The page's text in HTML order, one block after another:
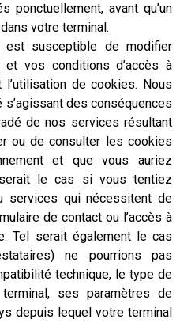
ponctuellement, avant qu’un
votre terminal.
est susceptible de modifier
vos conditions d’accès à
de cookies. Nous
des conséquences
de nos services résultant
ou de consulter les cookies
et que vous auriez
le cas si vous tentiez
services qui nécessitent de
de contact ou l’accès à
Tel serait également le cas
ne pourrions pas
technique, le type de
ses paramètres de
depuis lequel votre terminal